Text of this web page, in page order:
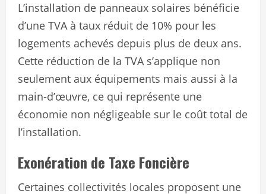
L’installation de panneaux solaires bénéficie
d’une TVA à taux réduit de 10% pour les
logements achevés depuis plus de deux ans.
Cette réduction de la TVA s’applique non
seulement aux équipements mais aussi à la
main-d’œuvre, ce qui représente une
économie non négligeable sur le coût total de
l’installation.
Exonération de Taxe Foncière
Certaines collectivités locales proposent une